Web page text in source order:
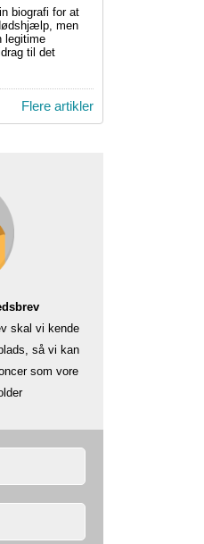
biografi for at
men
legitime
til det
Flere artikler
skal vi kende
så vi kan
som vore